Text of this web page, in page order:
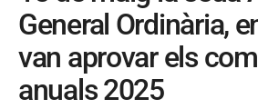
General Ordinària,
van aprovar els
anuals 2025